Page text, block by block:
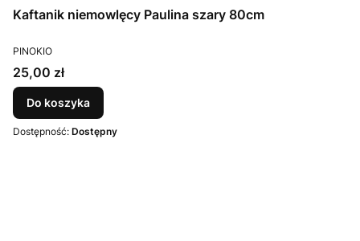
Kaftanik niemowlęcy Paulina szary 80cm
PRODUCENT
PINOKIO
Cena
25,00 zł
Do koszyka
Dostępność: Dostępny